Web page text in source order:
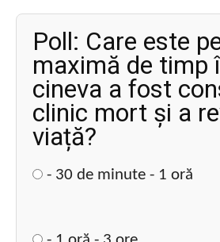
Poll: Care este
maximă de timp
cineva a fost
clinic mort și a
viață?
- 30 de minute - 1 oră